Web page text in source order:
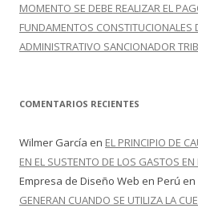
MOMENTO SE DEBE REALIZAR EL
FUNDAMENTOS CONSTITUCIONALES
ADMINISTRATIVO SANCIONADOR
COMENTARIOS RECIENTES
Wilmer García en EL PRINCIPIO DE
EN EL SUSTENTO DE LOS GASTOS
Empresa de Diseño Web en Perú en
GENERAN CUANDO SE UTILIZA LA